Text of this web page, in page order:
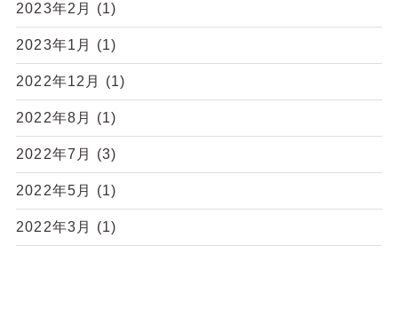
2023年2月 (1)
2023年1月 (1)
2022年12月 (1)
2022年8月 (1)
2022年7月 (3)
2022年5月 (1)
2022年3月 (1)